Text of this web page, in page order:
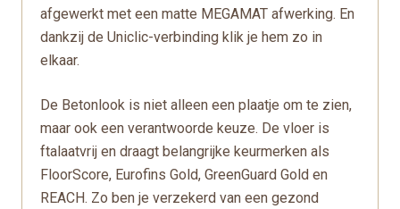
afgewerkt met een matte MEGAMAT afwerking. En
dankzij de Uniclic-verbinding klik je hem zo in
elkaar.
De Betonlook is niet alleen een plaatje om te zien,
maar ook een verantwoorde keuze. De vloer is
ftalaatvrij en draagt belangrijke keurmerken als
FloorScore, Eurofins Gold, GreenGuard Gold en
REACH. Zo ben je verzekerd van een gezond